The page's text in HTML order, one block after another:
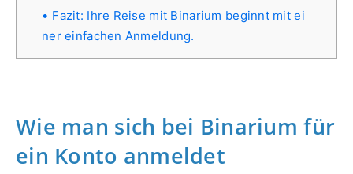
Fazit: Ihre Reise mit Binarium beginnt mit ei
ner einfachen Anmeldung.
Wie man sich bei Binarium für
ein Konto anmeldet